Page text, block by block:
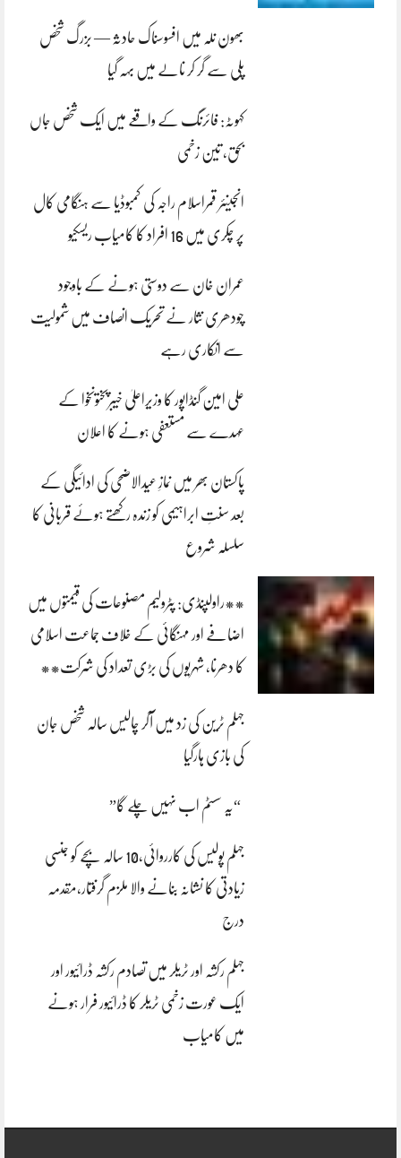
بھون نلہ میں افسوسناک حادثہ — بزرگ شخص
پلی سے گر کر نالے میں بہہ گیا
کہوٹہ: فائرنگ کے واقعے میں ایک شخص جاں
بحق، تین زخمی
انجینئر قمراسلام راجہ کی کمبوڈیا سے ہنگامی کال
پر چکری میں 16 افراد کا کامیاب ریسکیو
عمران خان سے دوستی ہونے کے باوجود
چودھری نثار نے تحریک انصاف میں شمولیت
سے انکاری رہے
علی امین گنڈاپور کا وزیراعلیٰ خیبرپختونخوا کے
عہدے سے مستعفی ہونے کا اعلان
پاکستان بھر میں نمازِ عیدالاضحی کی ادائیگی کے
بعد سنتِ ابراہیمی کو زندہ رکھتے ہوئے قربانی کا
سلسلہ شروع
**راولپنڈی: پٹرولیم مصنوعات کی قیمتوں میں
اضافے اور مہنگائی کے خلاف جماعت اسلامی
کا دھرنا، شہریوں کی بڑی تعداد کی شرکت**
جہلم ٹرین کی زد میں آکر چالیس سالہ شخص جان
کی بازی ہارگیا
“یہ سسٹم اب نہیں چلے گا”
جہلم پولیس کی کارروائی،10 سالہ بچے کو جنسی
زیادتی کا نشانہ بنانے والا ملزم گرفتار،مقدمہ
درج
جہلم رکشہ اور ٹریلر میں تصادم رکشہ ڈرائیور اور
ایک عورت زخمی ٹریلر کا ڈرائیور فرار ہونے
میں کامیاب